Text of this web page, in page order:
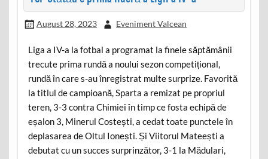
August 28, 2023 Eveniment Valcean
Liga a IV-a la fotbal a programat la finele săptămânii
trecute prima rundă a noului sezon competițional,
rundă în care s-au înregistrat multe surprize. Favorită
la titlul de campioană, Sparta a remizat pe propriul
teren, 3-3 contra Chimiei în timp ce fosta echipă de
eșalon 3, Minerul Costești, a cedat toate punctele în
deplasarea de Oltul Ionești. Și Viitorul Mateești a
debutat cu un succes surprinzător, 3-1 la Mădulari,